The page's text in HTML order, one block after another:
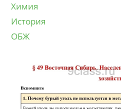
Химия
История
ОБЖ